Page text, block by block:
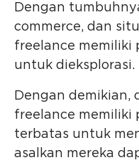
Dengan
commerce, dan
freelance memiliki
untuk dieksplorasi.
Dengan demikian,
freelance memiliki
terbatas untuk
asalkan mereka